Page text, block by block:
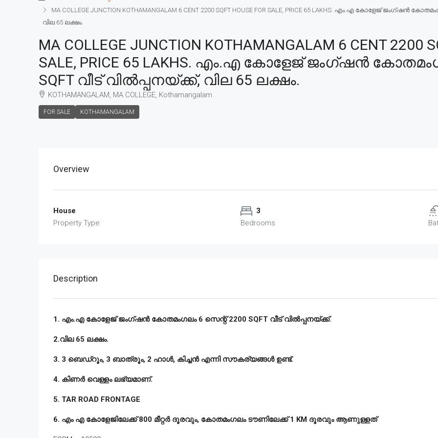
MA COLLEGE JUNCTION KOTHAMANGALAM 6 CENT 2200 SQFT HOUSE FOR SALE, PRICE 65 LAKHS. എം.എ കോളേജ് ജംഗ്ഷൻ
വില 65 ലക്ഷം.
MA COLLEGE JUNCTION KOTHAMANGALAM 6 CENT 2200
SALE, PRICE 65 LAKHS. എം.എ കോളേജ് ജംഗ്ഷൻ
SQFT വീട് വിൽപ്പനയ്ക്ക്, വില 65 ലക്ഷം.
KOTHAMANGALAM, MA COLLEGE, Kothamangalam
FOR SALE KOTHAMANGALAM
Overview
House
Property Type
3
Bedrooms
Description
1. എം.എ കോളേജ് ജംഗ്ഷൻ കോതമംഗലം 6 സെന്റ് 2200 SQFT വീട് വിൽപ്പനയ്ക്ക്.
2.വില 65 ലക്ഷം.
3. 3 ബെഡ്‌റൂം, 3 ബാത്രൂം, 2 ഹാൾ, കിച്ചൻ എന്നി സൗകര്യങ്ങൾ ഉണ്ട്.
4. കിണർ വെള്ളം ലഭ്യമാണ്.
5. TAR ROAD FRONTAGE
6. എം എ കോളേജിലേക്ക് 800 മീറ്റർ ദൂരവും, കോതമംഗലം ടൗണിലേക്ക് 1 KM ദൂരവും ആണുള്ളത്